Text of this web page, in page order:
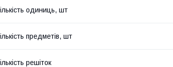
одиниць, шт
предметів, шт
решіток